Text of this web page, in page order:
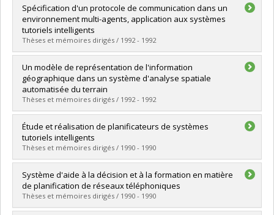
Graduate :Nguyên, Văn Phuc
Cycle :Master's
Grade :M. Sc.
Lien vers le document dans Papyrus
Spécification d'un protocole de communication dans un
environnement multi-agents, application aux systèmes
tutoriels intelligents
Thèses et mémoires dirigés / 1992 - 1992
Graduate :Ramazani, Dunia
Cycle :Master's
Grade :M. Sc.
Lien vers le document dans Papyrus
Un modèle de représentation de l'information
géographique dans un système d'analyse spatiale
automatisée du terrain
Thèses et mémoires dirigés / 1992 - 1992
Graduate :Carrier, Réjean
Cycle :Master's
Grade :M. Sc.
Lien vers le document dans Papyrus
Étude et réalisation de planificateurs de systèmes
tutoriels intelligents
Thèses et mémoires dirigés / 1990 - 1990
Graduate :St-Gelais, André
Cycle :Master's
Grade :M. Sc.
Lien vers le document dans Papyrus
Système d'aide à la décision et à la formation en matière
de planification de réseaux téléphoniques
Thèses et mémoires dirigés / 1990 - 1990